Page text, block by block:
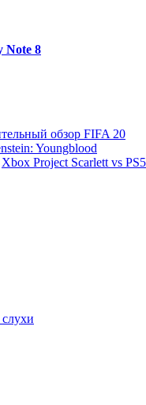
Note 8
обзор FIFA 20
Youngblood
Xbox Project Scarlett vs